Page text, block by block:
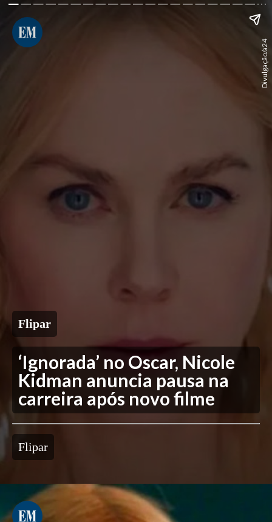
Flipar
‘Ignorada’ no Oscar, Nicole
Kidman anuncia pausa na
carreira após novo filme
Flipar
Divulgação/a24